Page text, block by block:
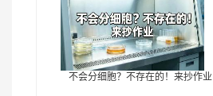
不会分细胞？不存在的！来抄作业